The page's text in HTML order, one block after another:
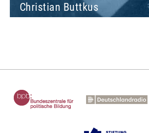
Christian Buttkus